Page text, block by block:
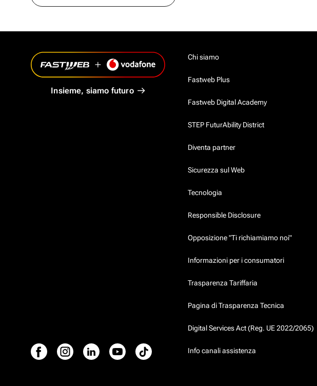
Insieme, siamo futuro
Chi siamo
Fastweb Plus
Fastweb Digital Academy
STEP FuturAbility District
Diventa partner
Sicurezza sul Web
Tecnologia
Responsible Disclosure
Opposizione "Ti richiamiamo noi"
Informazioni per i consumatori
Trasparenza Tariffaria
Pagina di Trasparenza Tecnica
Digital Services Act (Reg. UE 2022/2065)
Info canali assistenza